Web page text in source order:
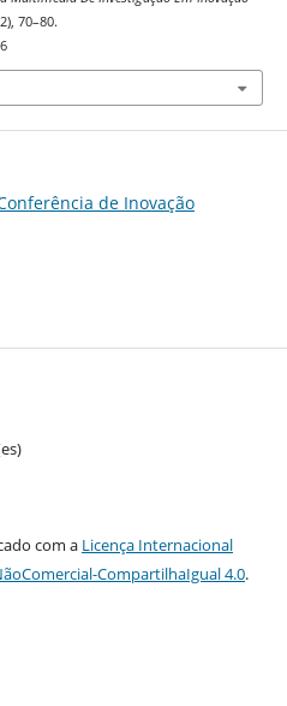
70–80.
de Inovação
com a Licença Internacional
CompartilhaIgual 4.0.